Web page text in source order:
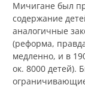
Мичигане был
содержание
аналогичные
(реформа,
медленно, и в
ок. 8000 детей).